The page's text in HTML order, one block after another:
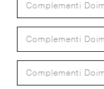
Complementi
Complementi
Complementi